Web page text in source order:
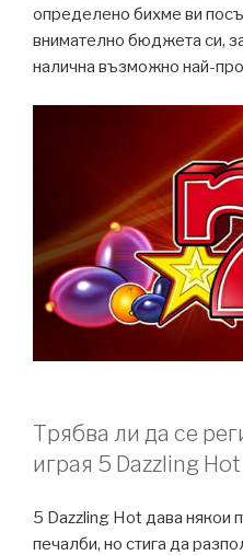
определено бихме ви
внимателно бюджета си,
налична възможно най-
Трябва ли да се
играя 5 Dazzling
5 Dazzling Hot дава някои
печалби, но стига да